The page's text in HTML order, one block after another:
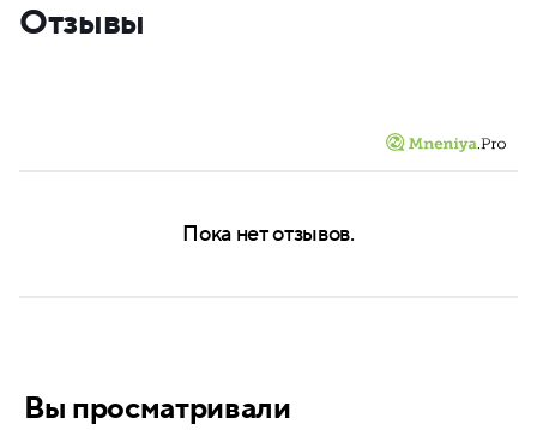
Отзывы
Пока нет отзывов.
Вы просматривали